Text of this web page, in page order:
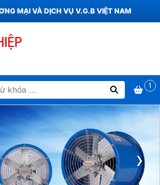
MẠI VÀ DỊCH VỤ V.G.B VIỆT NAM
1
›